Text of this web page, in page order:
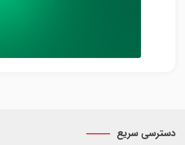
دسترسی سریع